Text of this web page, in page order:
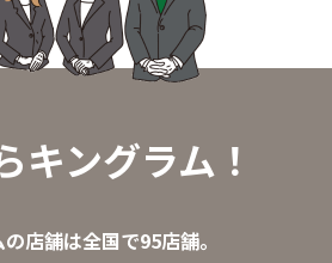
キングラム！
店舗は全国で95店舗。